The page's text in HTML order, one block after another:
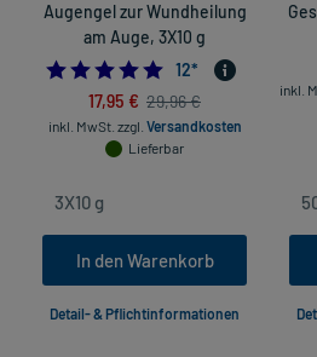
Augengel zur Wundheilung
am Auge, 3X10 g
4.833333333333333
12*
17,95 € 29,96 €
inkl. MwSt. zzgl. Versandkosten
Lieferbar
In den Warenkorb
Detail- & Pflichtinformationen
inkl.